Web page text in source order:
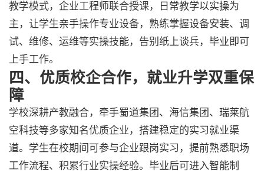
教学模式，企业工程师联合授课，日常教学以实操为
主，让学生亲手操作专业设备，熟练掌握设备安装、调
试、维修、运维等实操技能，告别纸上谈兵，毕业即可
上手工作。
四、优质校企合作，就业升学双重保
障
学校深耕产教融合，牵手蜀道集团、海信集团、瑞莱航
空科技等多家知名优质企业，搭建稳定的实习就业渠
道。学生在校期间可参与企业跟岗实习，提前熟悉职场
工作流程、积累行业实操经验。毕业后可进入智能制